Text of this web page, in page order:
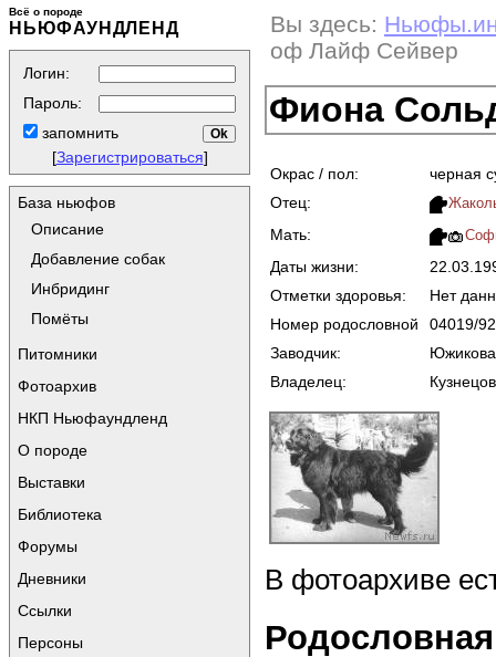
Всё о породе
НЬЮФАУНДЛЕНД
Логин:
Пароль:
запомнить
[Зарегистрироваться]
База ньюфов
Описание
Добавление собак
Инбридинг
Помёты
Питомники
Фотоархив
НКП Ньюфаундленд
О породе
Выставки
Библиотека
Форумы
Дневники
Ссылки
Персоны
Вы здесь:
оф Лайф Сейвер
Фиона
Окрас / пол:
черная
Отец:
Мать:
Даты жизни:
Отметки здоровья:
Нет
Номер родословной
04019/92
Заводчик:
Владелец:
В фотоархиве
Родословная